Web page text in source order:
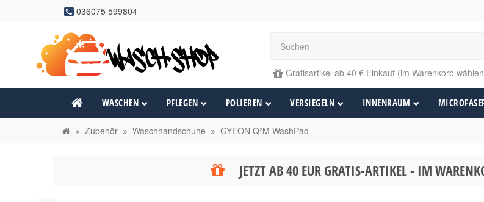
036075 599804
Gratisartikel ab 40 € Einkauf (im Warenkorb
WASCHEN PFLEGEN POLIEREN VERSIEGELN INNENRAUM
Zubehör Waschhandschuhe GYEON Q²M WashPad
JETZT AB 40 EUR GRATIS-ARTIKEL - IM